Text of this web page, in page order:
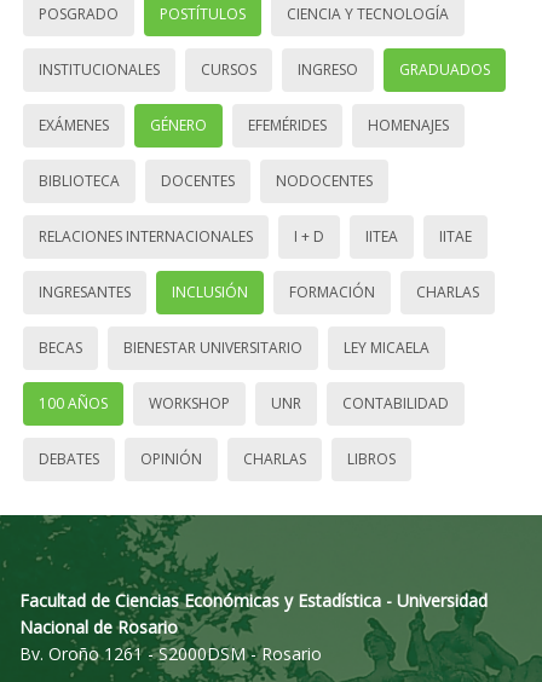
POSGRADO POSTÍTULOS CIENCIA Y TECNOLOGÍA
INSTITUCIONALES CURSOS INGRESO GRADUADOS
EXÁMENES GÉNERO EFEMÉRIDES HOMENAJES
BIBLIOTECA DOCENTES NODOCENTES
RELACIONES INTERNACIONALES I + D IITEA IITAE
INGRESANTES INCLUSIÓN FORMACIÓN CHARLAS
BECAS BIENESTAR UNIVERSITARIO LEY MICAELA
100 AÑOS WORKSHOP UNR CONTABILIDAD
DEBATES OPINIÓN CHARLAS LIBROS
Facultad de Ciencias Económicas y Estadística - Universidad
Nacional de Rosario
Bv. Oroño 1261 - S2000DSM - Rosario